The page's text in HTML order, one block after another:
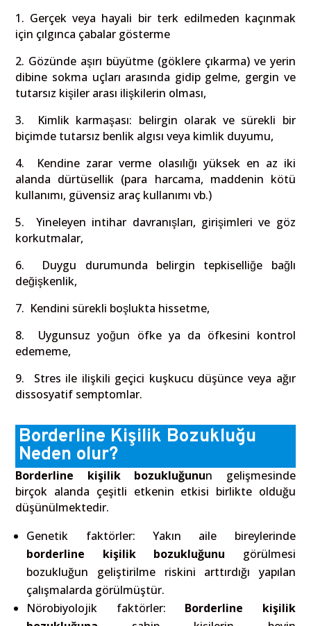
1. Gerçek veya hayali bir terk edilmeden kaçınmak
için çılgınca çabalar gösterme
2. Gözünde aşırı büyütme (göklere çıkarma) ve yerin
dibine sokma uçları arasında gidip gelme, gergin ve
tutarsız kişiler arası ilişkilerin olması,
3.
Kimlik karmaşası: belirgin olarak ve sürekli bir
biçimde tutarsız benlik algısı veya kimlik duyumu,
4.
Kendine zarar verme olasılığı yüksek en az iki
alanda dürtüsellik (para harcama, maddenin kötü
kullanımı, güvensiz araç kullanımı vb.)
5.
Yineleyen intihar davranışları, girişimleri ve göz
korkutmalar,
6.
Duygu durumunda belirgin tepkiselliğe bağlı
değişkenlik,
7. Kendini sürekli boşlukta hissetme,
8.
Uygunsuz yoğun öfke ya da öfkesini kontrol
edememe,
9.
Stres ile ilişkili geçici kuşkucu düşünce veya ağır
dissosyatif semptomlar.
Borderline Kişilik Bozukluğu
Neden olur?
Borderline kişilik bozukluğunun gelişmesinde
birçok alanda çeşitli etkenin etkisi birlikte olduğu
düşünülmektedir.
Genetik faktörler: Yakın aile bireylerinde
borderline kişilik bozukluğunu görülmesi
bozukluğun geliştirilme riskini arttırdığı yapılan
çalışmalarda görülmüştür.
Nörobiyolojik faktörler:
Borderline kişilik